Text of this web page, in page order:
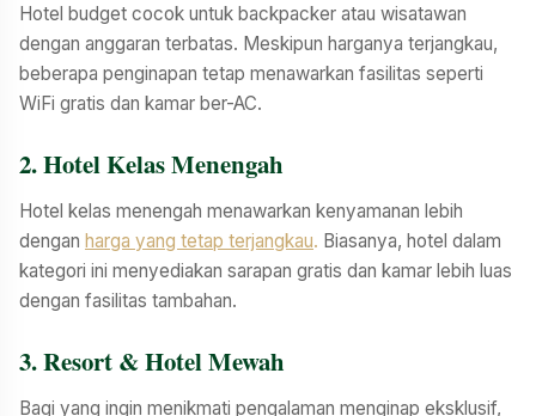
Hotel budget cocok untuk backpacker atau wisatawan
dengan anggaran terbatas. Meskipun harganya terjangkau,
beberapa penginapan tetap menawarkan fasilitas seperti
WiFi gratis dan kamar ber-AC.
2. Hotel Kelas Menengah
Hotel kelas menengah menawarkan kenyamanan lebih
dengan harga yang tetap terjangkau. Biasanya, hotel dalam
kategori ini menyediakan sarapan gratis dan kamar lebih luas
dengan fasilitas tambahan.
3. Resort & Hotel Mewah
Bagi yang ingin menikmati pengalaman menginap eksklusif,